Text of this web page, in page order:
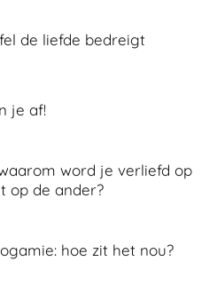
de liefde bedreigt
je af!
word je verliefd op
op de ander?
hoe zit het nou?